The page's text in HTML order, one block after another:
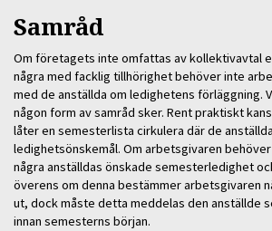
Samråd
Om företagets inte omfattas av kollektivavtal
några med facklig tillhörighet behöver inte
med de anställda om ledighetens förläggning.
någon form av samråd sker. Rent praktiskt
låter en semesterlista cirkulera där de
ledighetsönskemål. Om arbetsgivaren
några anställdas önskade semesterledighet
överens om denna bestämmer arbetsgivaren
ut, dock måste detta meddelas den anställde
innan semesterns början.